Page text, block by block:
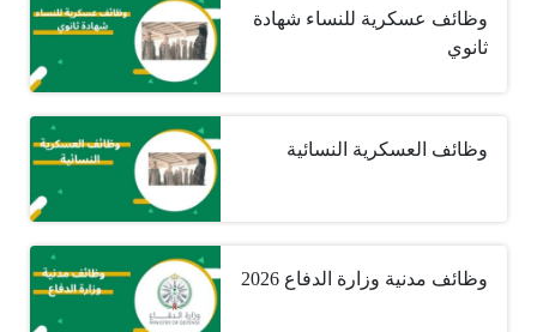
وظائف عسكرية للنساء شهادة
ثانوي
وظائف العسكرية النسائية
وظائف مدنية وزارة الدفاع 2026